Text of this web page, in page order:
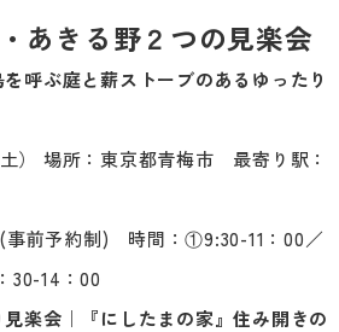
あきる野２つの見楽会
呼ぶ庭と薪ストーブのあるゆったり
） 場所：東京都青梅市 最寄り駅：
事前予約制) 時間：①9:30-11：00／
30-14：00
楽会｜『にしたまの家』住み開きの